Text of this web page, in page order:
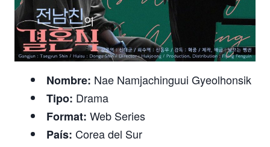
Nombre: Nae Namjachinguui Gyeolhonsik
Tipo: Drama
Format: Web Series
País: Corea del Sur